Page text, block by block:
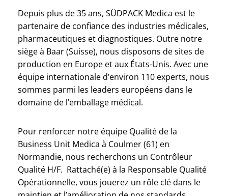
Depuis plus de 35 ans, SÜDPACK Medica est le
partenaire de confiance des industries médicales,
pharmaceutiques et diagnostiques. Outre notre
siège à Baar (Suisse), nous disposons de sites de
production en Europe et aux États-Unis. Avec une
équipe internationale d’environ 110 experts, nous
sommes parmi les leaders européens dans le
domaine de l’emballage médical.
Pour renforcer notre équipe Qualité de la
Business Unit Medica à Coulmer (61) en
Normandie, nous recherchons un Contrôleur
Qualité H/F. Rattaché(e) à la Responsable Qualité
Opérationnelle, vous jouerez un rôle clé dans le